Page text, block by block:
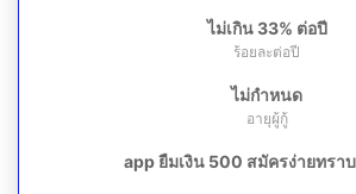
ไม่เกิน 33% ต่อปี
ร้อยละต่อปี
ไม่กำหนด
อายุผู้กู้
app ยืมเงิน 500 สมัครง่ายทรา